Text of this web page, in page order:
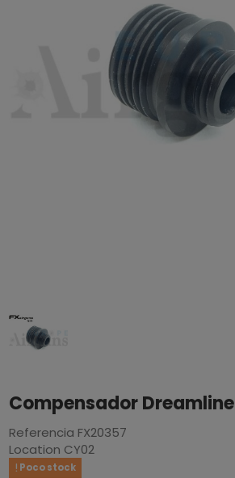
Compensador Dreamline
Referencia FX20357
Location CY02
Poco stock